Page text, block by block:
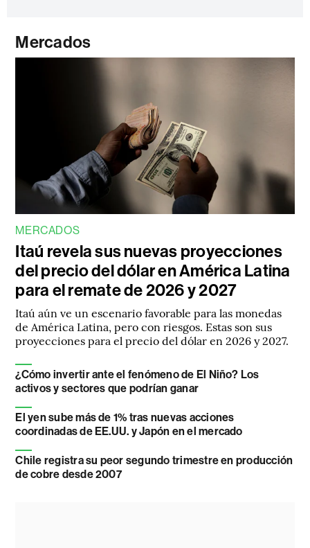
Mercados
MERCADOS
Itaú revela sus nuevas proyecciones
del precio del dólar en América Latina
para el remate de 2026 y 2027
Itaú aún ve un escenario favorable para las monedas
de América Latina, pero con riesgos. Estas son sus
proyecciones para el precio del dólar en 2026 y 2027.
¿Cómo invertir ante el fenómeno de El Niño? Los
activos y sectores que podrían ganar
El yen sube más de 1% tras nuevas acciones
coordinadas de EE.UU. y Japón en el mercado
Chile registra su peor segundo trimestre en producción
de cobre desde 2007